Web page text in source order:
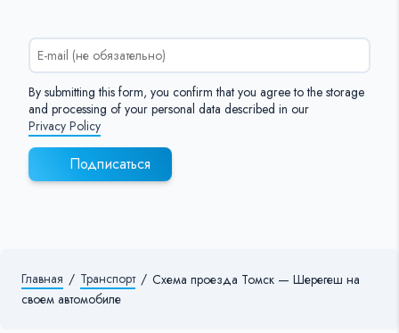
By submitting this form, you confirm that you agree to the storage
and processing of your personal data described in our
Privacy Policy
Подписаться
Главная / Транспорт / Схема проезда Томск — Шерегеш на
своем автомобиле